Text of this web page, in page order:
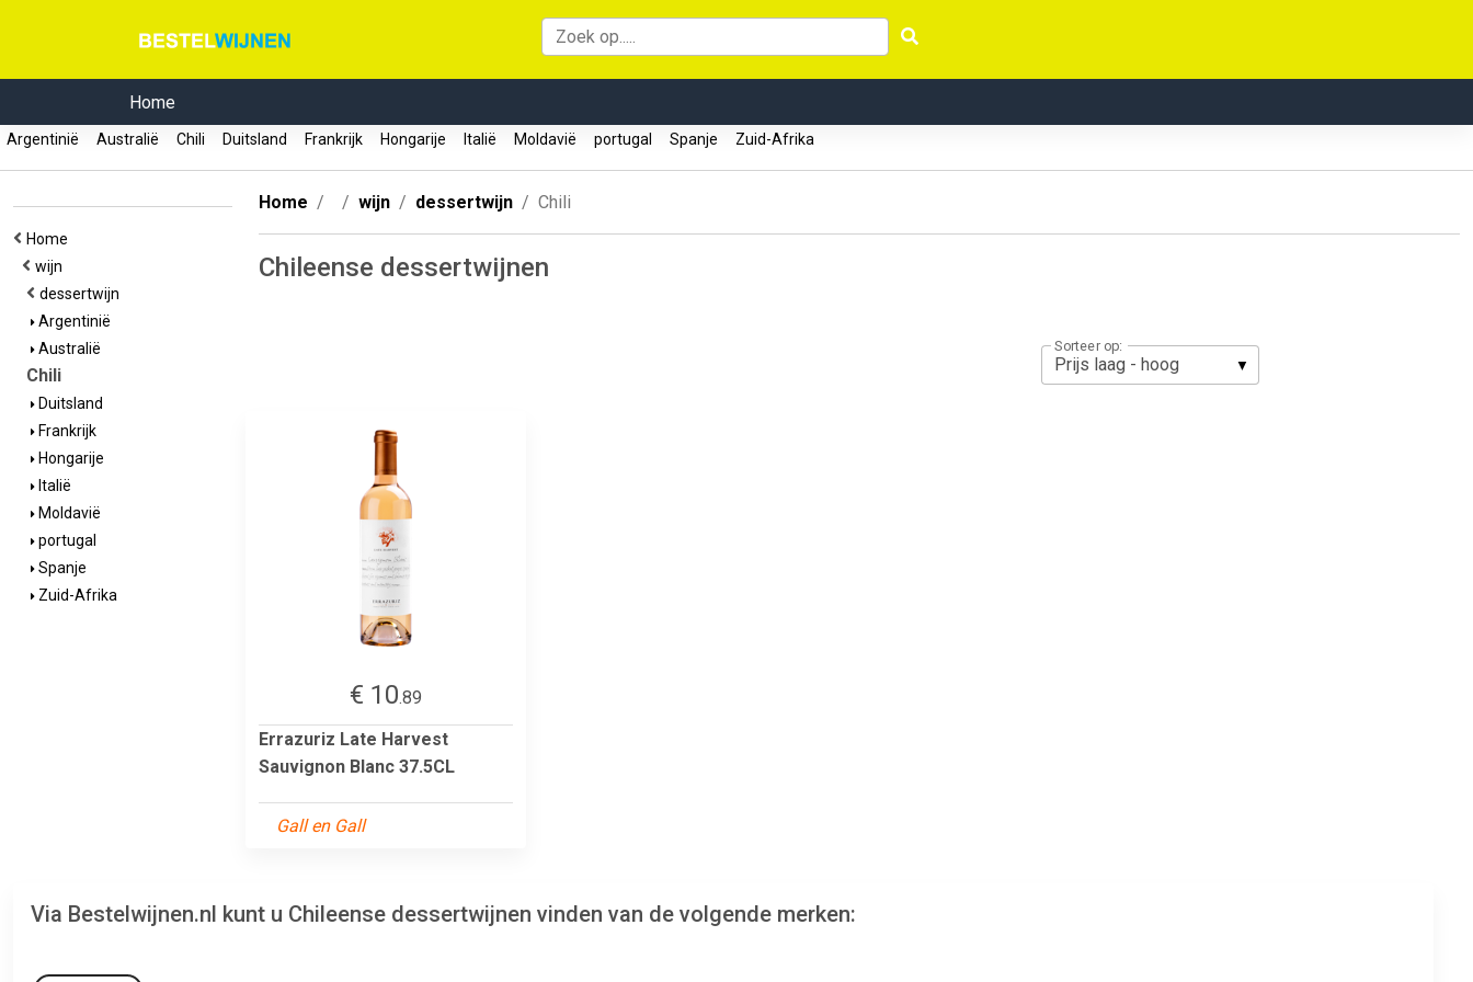
Home
Argentinië Australië Chili Duitsland Frankrijk Hongarije Italië Moldavië portugal Spanje Zuid-Afrika
Home
wijn
dessertwijn
Argentinië
Australië
Chili
Duitsland
Frankrijk
Hongarije
Italië
Moldavië
portugal
Spanje
Zuid-Afrika
Home wijn dessertwijn Chili
Chileense dessertwijnen
Sorteer op:
€ 10.89
Errazuriz Late Harvest
Sauvignon Blanc 37.5CL
Gall en Gall
Via Bestelwijnen.nl kunt u Chileense dessertwijnen vinden van de volgende merken: